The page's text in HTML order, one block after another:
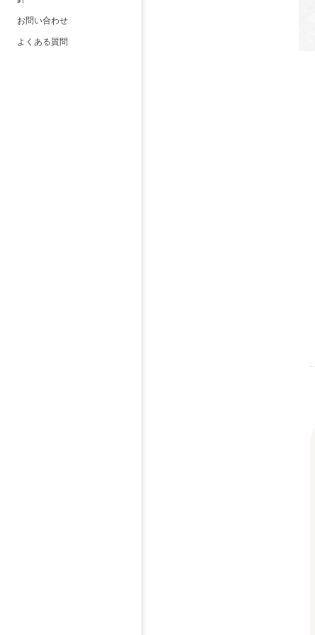
お問い合わせ
よくある質問